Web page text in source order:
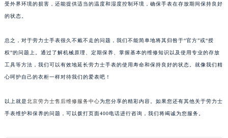
受外界环境的损害，还能提供适当的温度和湿度控制环境，确保手表在存放期间保持良好
的状态。
总之，对于劳力士手表很久不戴不走的问题，我们不能简单地将其归咎于“官方”或“授
权”的问题上。通过了解机械原理、定期保养、掌握基本的维修知识以及使用专业的存放
工具等方法，我们可以有效地延长劳力士手表的使用寿命和保持良好的状态。就像我们精
心呵护自己的衣柜一样对待我们的爱表吧！
以上就是北京劳力士售后维修服务中心为您分享的精彩内容。如果您还有其他关于劳力士
手表维护和保养的问题，可以拨打页面400电话进行咨询，我们将竭诚为您服务。